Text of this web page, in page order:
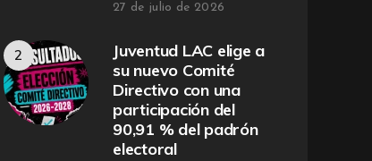
27 de julio de 2026
Juventud LAC elige a
su nuevo Comité
Directivo con una
participación del
90,91 % del padrón
electoral